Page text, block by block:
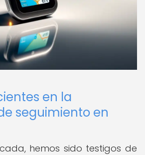
en la
seguimiento en
hemos sido testigos de